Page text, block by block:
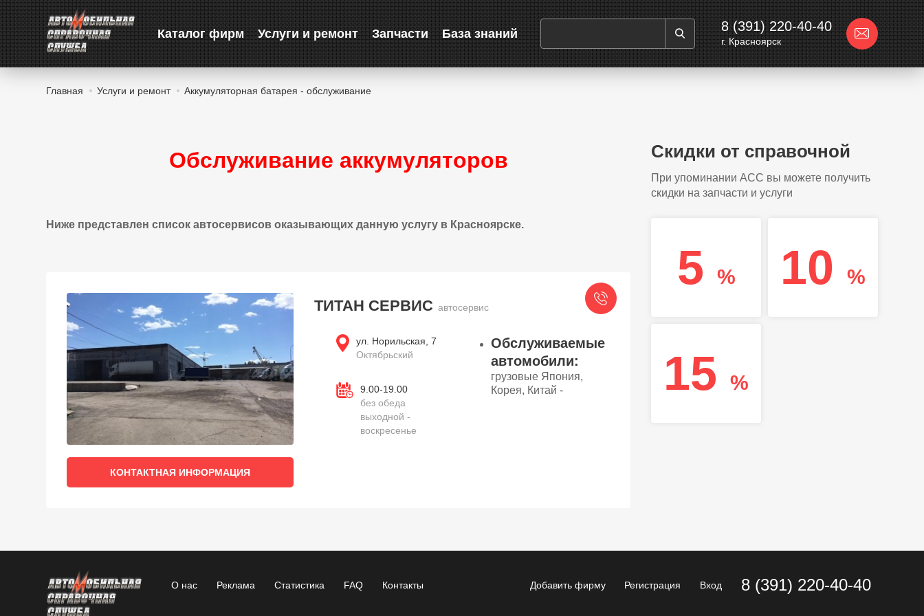
Каталог фирм Услуги и ремонт Запчасти База знаний 8 (391) 220-40-40
г. Красноярск
Главная Услуги и ремонт Аккумуляторная батарея - обслуживание
Обслуживание аккумуляторов
Ниже представлен список автосервисов оказывающих данную услугу в Красноярске.
КОНТАКТНАЯ ИНФОРМАЦИЯ
ТИТАН СЕРВИС автосервис
ул. Норильская, 7
Октябрьский
9.00-19.00
без обеда
выходной -
воскресенье
Обслуживаемые
автомобили:
грузовые Япония,
Корея, Китай -
Скидки от справочной
При упоминании АСС вы можете получить
скидки на запчасти и услуги
5 % 10 %
15 %
О нас Реклама Статистика FAQ Контакты Добавить фирму Регистрация Вход 8 (391) 220-40-40